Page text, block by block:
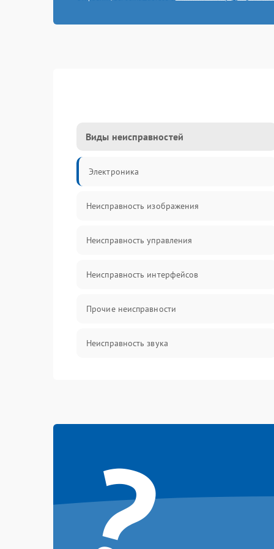
Виды неисправностей
Электроника
Неисправность изображения
Неисправность управления
Неисправность интерфейсов
Прочие неисправности
Неисправность звука